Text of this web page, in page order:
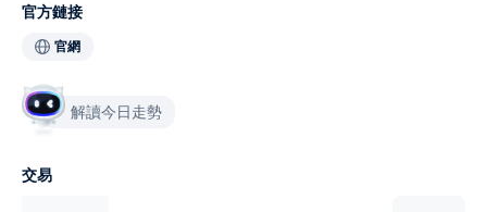
官方鏈接
官網
解讀今日走勢
交易